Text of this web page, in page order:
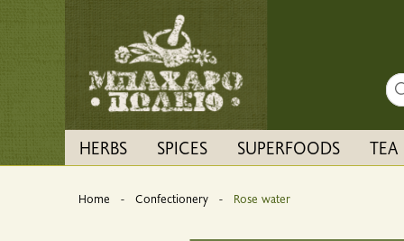
HERBS SPICES SUPERFOODS TEA
Home Confectionery Current:
Rose water